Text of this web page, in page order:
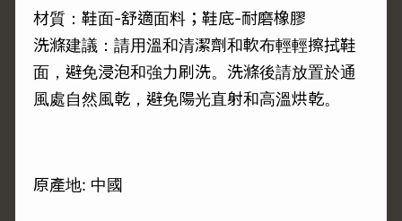
材質：鞋面-舒適面料；鞋底-耐磨橡膠
洗滌建議：請用溫和清潔劑和軟布輕輕擦拭鞋
面，避免浸泡和強力刷洗。洗滌後請放置於通
風處自然風乾，避免陽光直射和高溫烘乾。
原產地: 中國